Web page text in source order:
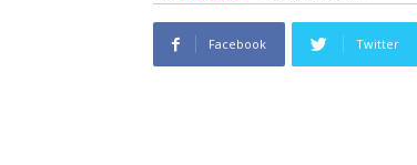
Facebook Twitter